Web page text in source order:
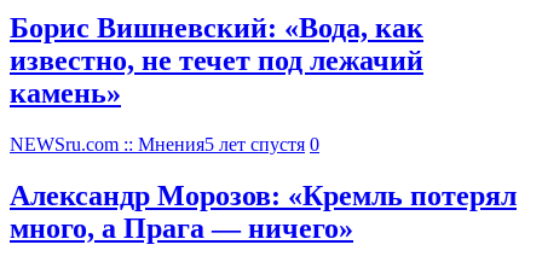
Борис Вишневский: «Вода, как
известно, не течет под лежачий
камень»
NEWSru.com :: Мнения5 лет спустя 0
Александр Морозов: «Кремль потерял
много, а Прага — ничего»